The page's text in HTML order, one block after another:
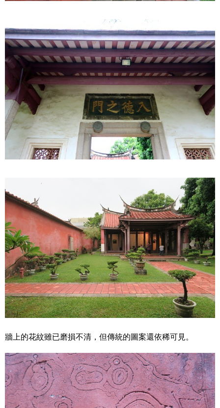
牆上的花紋雖已磨損不清，但傳統的圖案還依稀可見。